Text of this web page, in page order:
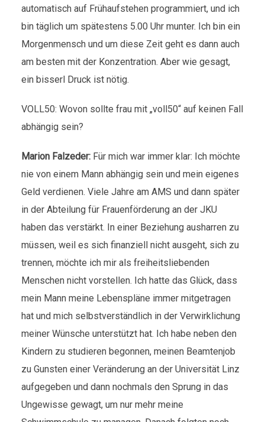
automatisch auf Frühaufstehen programmiert, und ich
bin täglich um spätestens 5.00 Uhr munter. Ich bin ein
Morgenmensch und um diese Zeit geht es dann auch
am besten mit der Konzentration. Aber wie gesagt,
ein bisserl Druck ist nötig.
VOLL50: Wovon sollte frau mit „voll50“ auf keinen Fall
abhängig sein?
Marion Falzeder: Für mich war immer klar: Ich möchte
nie von einem Mann abhängig sein und mein eigenes
Geld verdienen. Viele Jahre am AMS und dann später
in der Abteilung für Frauenförderung an der JKU
haben das verstärkt. In einer Beziehung ausharren zu
müssen, weil es sich finanziell nicht ausgeht, sich zu
trennen, möchte ich mir als freiheitsliebenden
Menschen nicht vorstellen. Ich hatte das Glück, dass
mein Mann meine Lebenspläne immer mitgetragen
hat und mich selbstverständlich in der Verwirklichung
meiner Wünsche unterstützt hat. Ich habe neben den
Kindern zu studieren begonnen, meinen Beamtenjob
zu Gunsten einer Veränderung an der Universität Linz
aufgegeben und dann nochmals den Sprung in das
Ungewisse gewagt, um nur mehr meine